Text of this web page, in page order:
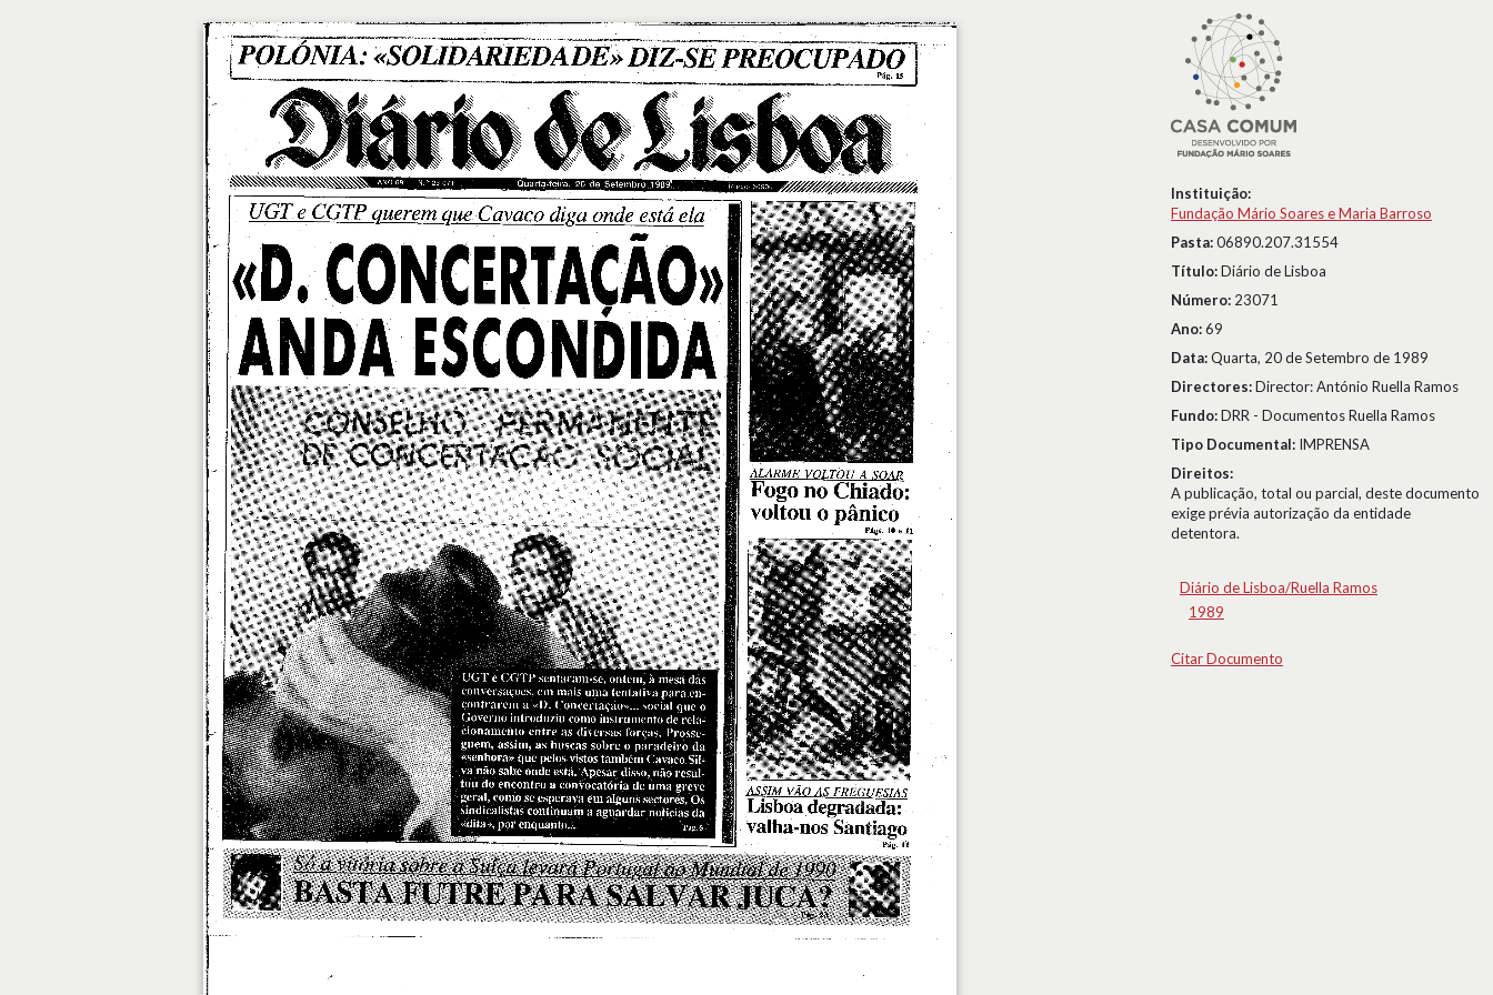
Instituição:
Fundação Mário Soares e Maria Barroso
Pasta:06890.207.31554
Título:Diário de Lisboa
Número: 23071
Ano:69
Data:Quarta, 20 de Setembro de 1989
Directores:Director: António Ruella Ramos
Fundo:DRR - Documentos Ruella Ramos
Tipo Documental: IMPRENSA
Direitos:
A publicação, total ou parcial, deste documento
exige prévia autorização da entidade
detentora.
Diário de Lisboa/Ruella Ramos
1989
Citar Documento